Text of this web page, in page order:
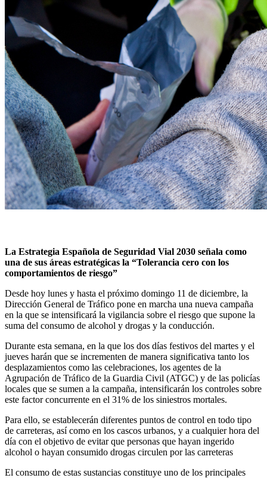
La Estrategia Española de Seguridad Vial 2030 señala como
una de sus áreas estratégicas la “Tolerancia cero con los
comportamientos de riesgo”
Desde hoy lunes y hasta el próximo domingo 11 de diciembre, la
Dirección General de Tráfico pone en marcha una nueva campaña
en la que se intensificará la vigilancia sobre el riesgo que supone la
suma del consumo de alcohol y drogas y la conducción.
Durante esta semana, en la que los dos días festivos del martes y el
jueves harán que se incrementen de manera significativa tanto los
desplazamientos como las celebraciones, los agentes de la
Agrupación de Tráfico de la Guardia Civil (ATGC) y de las policías
locales que se sumen a la campaña, intensificarán los controles sobre
este factor concurrente en el 31% de los siniestros mortales.
Para ello, se establecerán diferentes puntos de control en todo tipo
de carreteras, así como en los cascos urbanos, y a cualquier hora del
día con el objetivo de evitar que personas que hayan ingerido
alcohol o hayan consumido drogas circulen por las carreteras
El consumo de estas sustancias constituye uno de los principales